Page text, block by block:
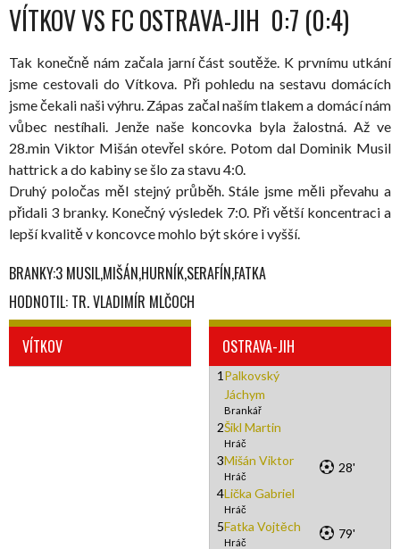
VÍTKOV VS FC OSTRAVA-JIH 0:7 (0:4)
Tak konečně nám začala jarní část soutěže. K prvnímu utkání
jsme cestovali do Vítkova. Při pohledu na sestavu domácích
jsme čekali naši výhru. Zápas začal naším tlakem a domácí nám
vůbec nestíhali. Jenže naše koncovka byla žalostná. Až ve
28.min Viktor Mišán otevřel skóre. Potom dal Dominik Musil
hattrick a do kabiny se šlo za stavu 4:0.
Druhý poločas měl stejný průběh. Stále jsme měli převahu a
přidali 3 branky. Konečný výsledek 7:0. Při větší koncentraci a
lepší kvalitě v koncovce mohlo být skóre i vyšší.
BRANKY:3 MUSIL,MIŠÁN,HURNÍK,SERAFÍN,FATKA
HODNOTIL: TR. VLADIMÍR MLČOCH
VÍTKOV OSTRAVA-JIH
1 Palkovský
Jáchym
Brankář
2Šikl Martin
Hráč
3Mišán Viktor
Hráč
28'
4Lička Gabriel
Hráč
5Fatka Vojtěch
Hráč
79'